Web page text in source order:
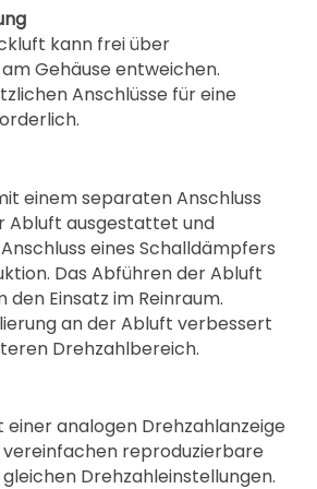
kann frei über
Gehäuse entweichen.
Anschlüsse für eine
einem separaten Anschluss
Abluft ausgestattet und
eines Schalldämpfers
Das Abführen der Abluft
Einsatz im Reinraum.
an der Abluft verbessert
Drehzahlbereich.
einer analogen Drehzahlanzeige
reproduzierbare
Drehzahleinstellungen.